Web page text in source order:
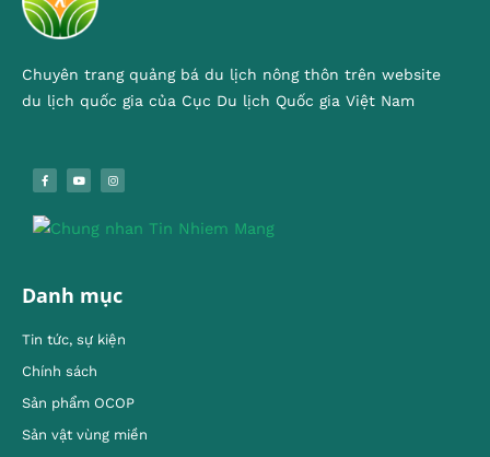
Chuyên trang quảng bá du lịch nông thôn trên website
du lịch quốc gia của Cục Du lịch Quốc gia Việt Nam
Danh mục
Tin tức, sự kiện
Chính sách
Sản phẩm OCOP
Sản vật vùng miền